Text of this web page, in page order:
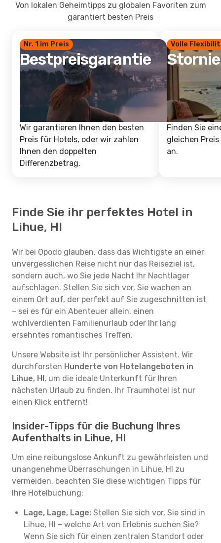
Von lokalen Geheimtipps zu globalen Favoriten zum
garantiert besten Preis
Nr. 1 im Preis
Bestpreisgarantie
Wir garantieren Ihnen den besten
Preis für Hotels, oder wir zahlen
Ihnen den doppelten
Differenzbetrag.
Volle
Finden Sie
gleichen
an.
Finde Sie ihr perfektes Hotel in
Lihue, HI
Wir bei Opodo glauben, dass das Wichtigste an einer
unvergesslichen Reise nicht nur das Reiseziel ist,
sondern auch, wo Sie jede Nacht Ihr Nachtlager
aufschlagen. Stellen Sie sich vor, Sie wachen an
einem Ort auf, der perfekt auf Sie zugeschnitten ist
– sei es für ein Abenteuer allein, einen
wohlverdienten Familienurlaub oder Ihr lang
ersehntes romantisches Treffen.
Unsere Website ist Ihr persönlicher Assistent. Wir
durchforsten Hunderte von Hotelangeboten in
Lihue, HI, um die ideale Unterkunft für Ihren
nächsten Urlaub zu finden. Ihr Traumhotel ist nur
einen Klick entfernt!
Insider-Tipps für die Buchung Ihres
Aufenthalts in Lihue, HI
Um eine reibungslose Ankunft zu gewährleisten und
unangenehme Überraschungen in Lihue, HI zu
vermeiden, beachten Sie diese wichtigen Tipps für
Ihre Hotelbuchung:
Lage, Lage, Lage: Stellen Sie sich vor, Sie sind in
Lihue, HI – welche Art von Erlebnis suchen Sie?
Wenn Sie sich für einen zentralen Standort oder